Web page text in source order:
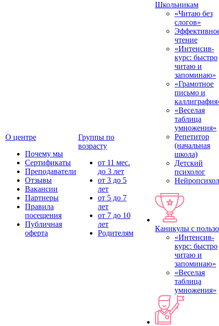
О центре
Почему мы
Сертификаты
Преподаватели
Отзывы
Вакансии
Партнеры
Правила
посещения
Публичная
оферта
Группы по
возрасту
от 11 мес.
до 3 лет
от 3 до 5
лет
от 5 до 7
лет
от 7 до 10
лет
Родителям
Школьникам
«Читаю без
слогов»
чтение
«Интенсив-
курс: быстро
читаю и
запоминаю»
«Грамотное
письмо и
«Веселая
таблица
умножения»
Репетитор
(начальная
школа)
Детский
психолог
Каникулы с
«Интенсив-
курс: быстро
читаю и
запоминаю»
«Веселая
таблица
умножения»